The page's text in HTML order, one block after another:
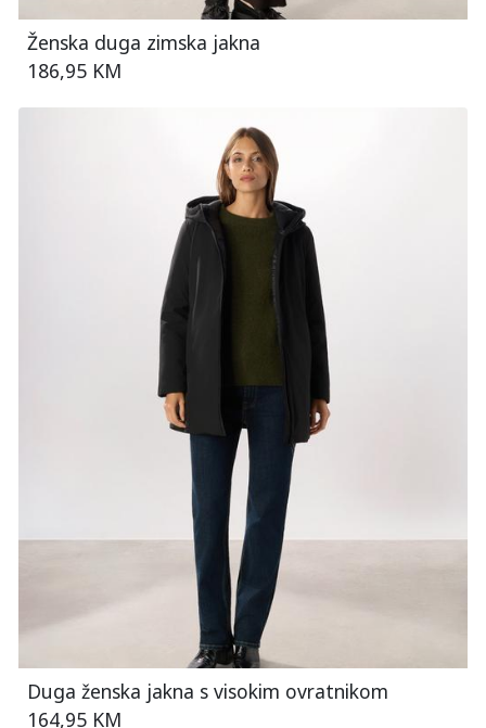
Ženska duga zimska jakna
186,95 KM
Duga ženska jakna s visokim ovratnikom
164,95 KM